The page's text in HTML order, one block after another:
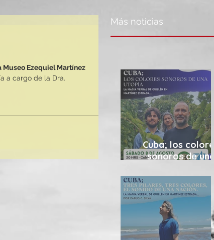
Museo Ezequiel Martínez
a cargo de la Dra.
Más noticias
Cuba; los colores
sonoros de una